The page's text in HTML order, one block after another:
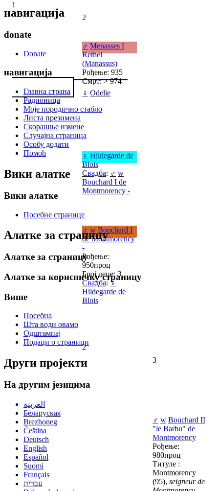
1
2
♂ Menasses I
Rethel
(Manassus)
Рођење: 935
Смрт: > 974
♀ Odelie
♀ Hildegarde de
Blois
Свадба: ♂ w
Bouchard I de
Montmorency -
♂ w Bouchard I
de Montmorency
-
Рођење:
950проц
Број деце:3
Свадба:♀
Hildegarde de
Blois
2
3
♂ w Bouchard II
"le Barbu" de
Montmorency
Рођење:
980проц
Титуле :
Montmorency
(95), seigneur de
навигација
donate
Donate
навигација
Главна страна
Радионица
Моје породично стабло
Листа презимена
Скорашње измене
Случајна страница
Особу додати
Помоћ
Вики алатке
Вики алатке
Посебне странице
Алатке за страницу
Алатке за страницу
Алатке за корисничку страницу
Више
Посебна
Шта води овамо
Одштампај
Подаци о страници
Други пројекти
На другим језицима
العربية
Беларуская
Brezhoneg
Čeština
Deutsch
English
Español
Suomi
Français
עברית